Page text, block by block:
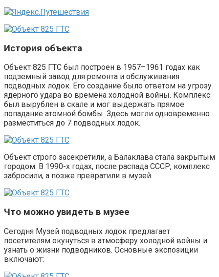
История объекта
Объект 825 ГТС был построен в 1957–1961 годах как
подземный завод для ремонта и обслуживания
подводных лодок. Его создание было ответом на угрозу
ядерного удара во времена холодной войны. Комплекс
был вырублен в скале и мог выдержать прямое
попадание атомной бомбы. Здесь могли одновременно
разместиться до 7 подводных лодок.
Объект строго засекретили, а Балаклава стала закрытым
городом. В 1990-х годах, после распада СССР, комплекс
забросили, а позже превратили в музей.
Что можно увидеть в музее
Сегодня Музей подводных лодок предлагает
посетителям окунуться в атмосферу холодной войны и
узнать о жизни подводников. Основные экспозиции
включают: